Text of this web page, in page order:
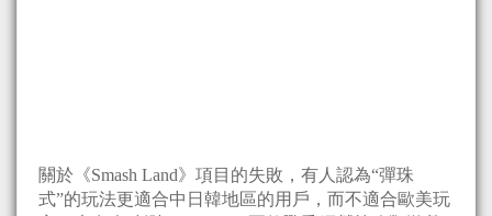
關於《Smash Land》項目的失敗，有人認為“彈珠
式”的玩法更適合中日韓地區的用戶，而不適合歐美玩